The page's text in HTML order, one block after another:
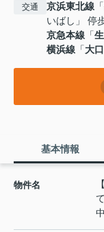
交通 京浜東北線 「
いばし」 停
京急本線 「
横浜線 「大口
基本情報
物件名